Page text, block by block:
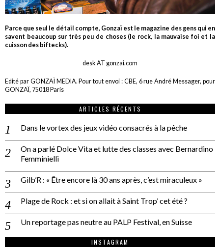
Parce que seul le détail compte, Gonzaï est le magazine des gens qui en
savent beaucoup sur très peu de choses (le rock, la mauvaise foi et la
cuisson des biftecks).
desk AT gonzai.com
Edité par GONZAÏ MEDIA. Pour tout envoi : CBE, 6 rue André Messager, pour
GONZAÏ, 75018 Paris
ARTICLES RÉCENTS
Dans le vortex des jeux vidéo consacrés à la pêche
On a parlé Dolce Vita et lutte des classes avec Bernardino
Femminielli
Gilb’R : « Être encore là 30 ans après, c’est miraculeux »
Plage de Rock : et si on allait à Saint Trop’ cet été ?
Un reportage pas neutre au PALP Festival, en Suisse
INSTAGRAM